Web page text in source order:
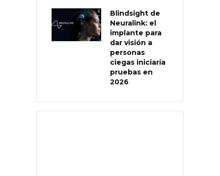
Blindsight de
Neuralink: el
implante para
dar visión a
personas
ciegas iniciaría
pruebas en
2026